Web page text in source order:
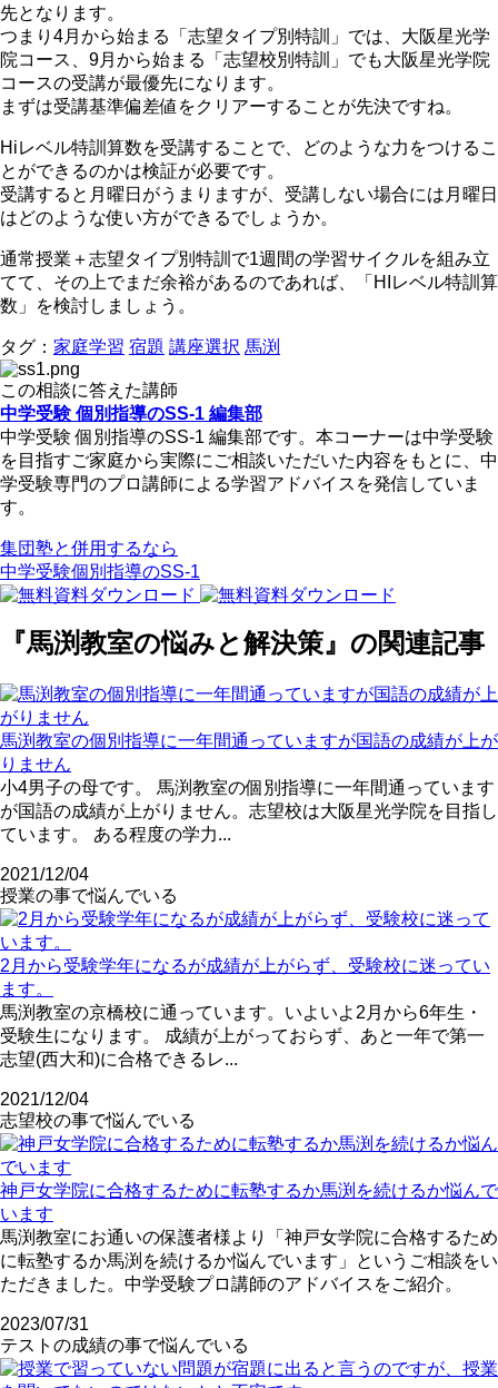
先となります。
つまり4月から始まる「志望タイプ別特訓」では、大阪星光学
院コース、9月から始まる「志望校別特訓」でも大阪星光学院
コースの受講が最優先になります。
まずは受講基準偏差値をクリアーすることが先決ですね。
Hiレベル特訓算数を受講することで、どのような力をつけるこ
とができるのかは検証が必要です。
受講すると月曜日がうまりますが、受講しない場合には月曜日
はどのような使い方ができるでしょうか。
通常授業＋志望タイプ別特訓で1週間の学習サイクルを組み立
てて、その上でまだ余裕があるのであれば、「HIレベル特訓算
数」を検討しましょう。
タグ： 家庭学習 宿題 講座選択 馬渕
この相談に答えた講師
中学受験 個別指導のSS-1 編集部
中学受験 個別指導のSS-1 編集部です。本コーナーは中学受験
を目指すご家庭から実際にご相談いただいた内容をもとに、中
学受験専門のプロ講師による学習アドバイスを発信していま
す。
集団塾と併用するなら
中学受験個別指導のSS-1
『馬渕教室の悩みと解決策』の関連記事
馬渕教室の個別指導に一年間通っていますが国語の成績が上が
りません
小4男子の母です。 馬渕教室の個別指導に一年間通っています
が国語の成績が上がりません。志望校は大阪星光学院を目指し
ています。 ある程度の学力...
2021/12/04
授業の事で悩んでいる
2月から受験学年になるが成績が上がらず、受験校に迷ってい
ます。
馬渕教室の京橋校に通っています。いよいよ2月から6年生・
受験生になります。 成績が上がっておらず、あと一年で第一
志望(西大和)に合格できるレ...
2021/12/04
志望校の事で悩んでいる
神戸女学院に合格するために転塾するか馬渕を続けるか悩んで
います
馬渕教室にお通いの保護者様より「神戸女学院に合格するため
に転塾するか馬渕を続けるか悩んでいます」というご相談をい
ただきました。中学受験プロ講師のアドバイスをご紹介。
2023/07/31
テストの成績の事で悩んでいる